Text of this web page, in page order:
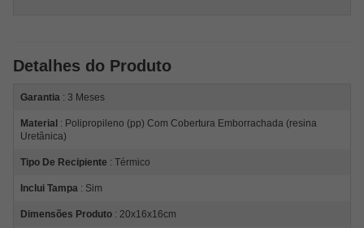
Detalhes do Produto
Garantia : 3 Meses
Material : Polipropileno (pp) Com Cobertura Emborrachada (resina
Uretânica)
Tipo De Recipiente : Térmico
Inclui Tampa : Sim
Dimensões Produto : 20x16x16cm